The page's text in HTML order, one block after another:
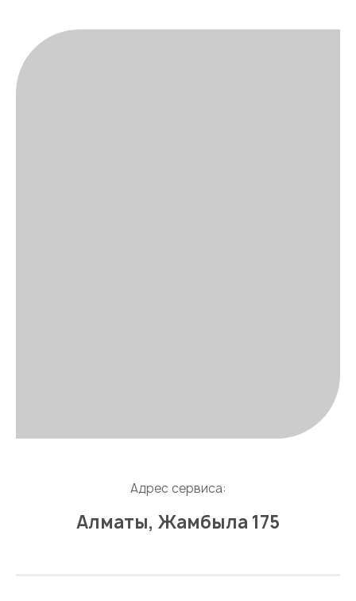
Адрес сервиса:
Алматы, Жамбыла 175